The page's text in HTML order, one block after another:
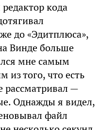
кода
до «Эдитплюса»,
Винде больше
мне самым
того, что есть
рассматривал —
Однажды я видел,
файл